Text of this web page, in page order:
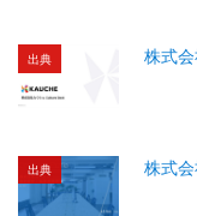
出典 株式
出典 株式